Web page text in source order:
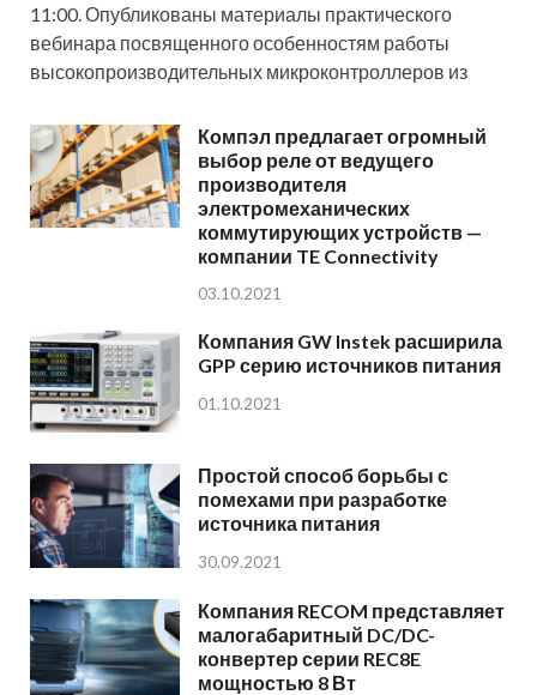
11:00. Опубликованы материалы практического
вебинара посвященного особенностям работы
высокопроизводительных микроконтроллеров из
Компэл предлагает огромный
выбор реле от ведущего
производителя
электромеханических
коммутирующих устройств —
компании TE Connectivity
03.10.2021
Компания GW Instek расширила
GPP серию источников питания
01.10.2021
Простой способ борьбы с
помехами при разработке
источника питания
30.09.2021
Компания RECOM представляет
малогабаритный DC/DC-
конвертер серии REC8E
мощностью 8 Вт